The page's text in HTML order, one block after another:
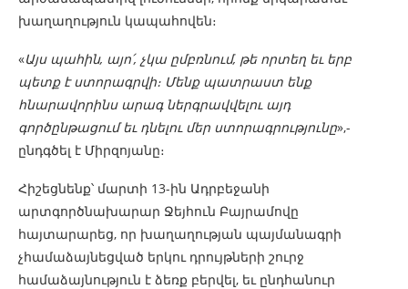
խաղաղություն կապահովեն։
«Այս պահին, այո՛, չկա ըմբռնում, թե որտեղ եւ երբ
պետք է ստորագրվի։ Մենք պատրաստ ենք
հնարավորինս արագ ներգրավվելու այդ
գործընթացում եւ դնելու մեր ստորագրությունը»,-
ընդգծել է Միրզոյանը։
Հիշեցնենք՝ մարտի 13-ին Ադրբեջանի
արտգործնախարար Ջեյհուն Բայրամովը
հայտարարեց, որ խաղաղության պայմանագրի
չհամաձայնեցված երկու դրույթների շուրջ
համաձայնություն է ձեռք բերվել, եւ ընդհանուր